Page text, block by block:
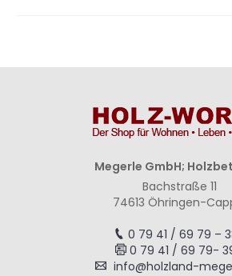
Megerle GmbH;
Bachstraße 11
74613 Öhringen-
0 79 41 / 69 79 –
0 79 41 / 69 79-
info@holzland-